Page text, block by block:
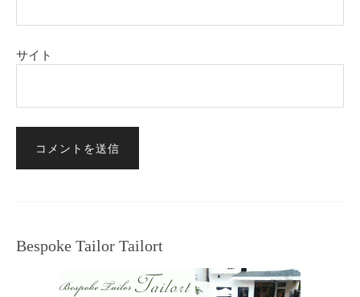
サイト
Bespoke Tailor Tailort